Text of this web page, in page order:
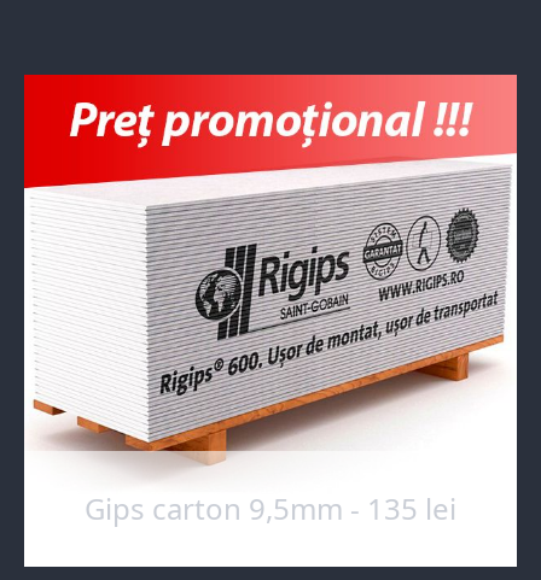
Gips carton 9,5mm - 135 lei